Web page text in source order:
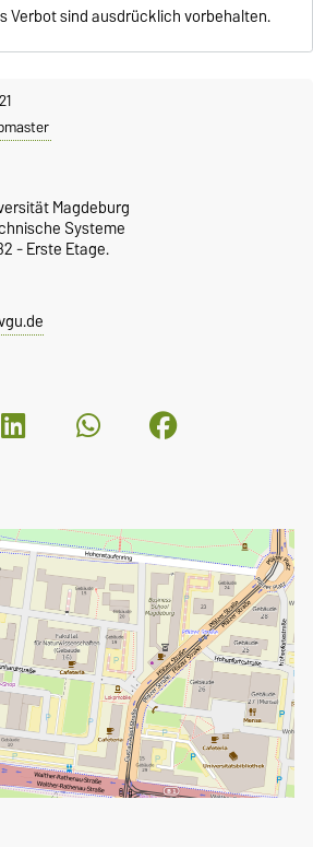
Verbot sind ausdrücklich vorbehalten.
Magdeburg
Systeme
- Erste Etage.